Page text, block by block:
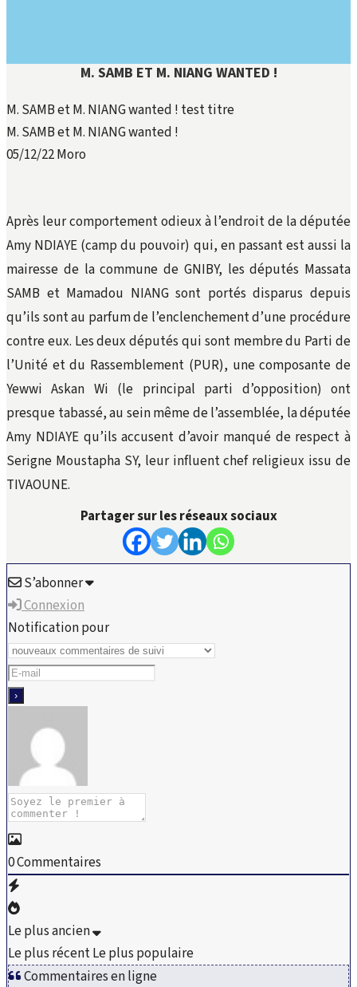
M. SAMB ET M. NIANG WANTED !
M. SAMB et M. NIANG wanted ! test titre
M. SAMB et M. NIANG wanted !
05/12/22Moro
Après leur comportement odieux à l’endroit de la députée
Amy NDIAYE (camp du pouvoir) qui, en passant est aussi la
mairesse de la commune de GNIBY, les députés Massata
SAMB et Mamadou NIANG sont portés disparus depuis
qu’ils sont au parfum de l’enclenchement d’une procédure
contre eux. Les deux députés qui sont membre du Parti de
l’Unité et du Rassemblement (PUR), une composante de
Yewwi Askan Wi (le principal parti d’opposition) ont
presque tabassé, au sein même de l’assemblée, la députée
Amy NDIAYE qu’ils accusent d’avoir manqué de respect à
Serigne Moustapha SY, leur influent chef religieux issu de
TIVAOUNE.
Partager sur les réseaux sociaux
S’abonner
Connexion
Notification pour
0Commentaires
Le plus ancien
Le plus récentLe plus populaire
Commentaires en ligne